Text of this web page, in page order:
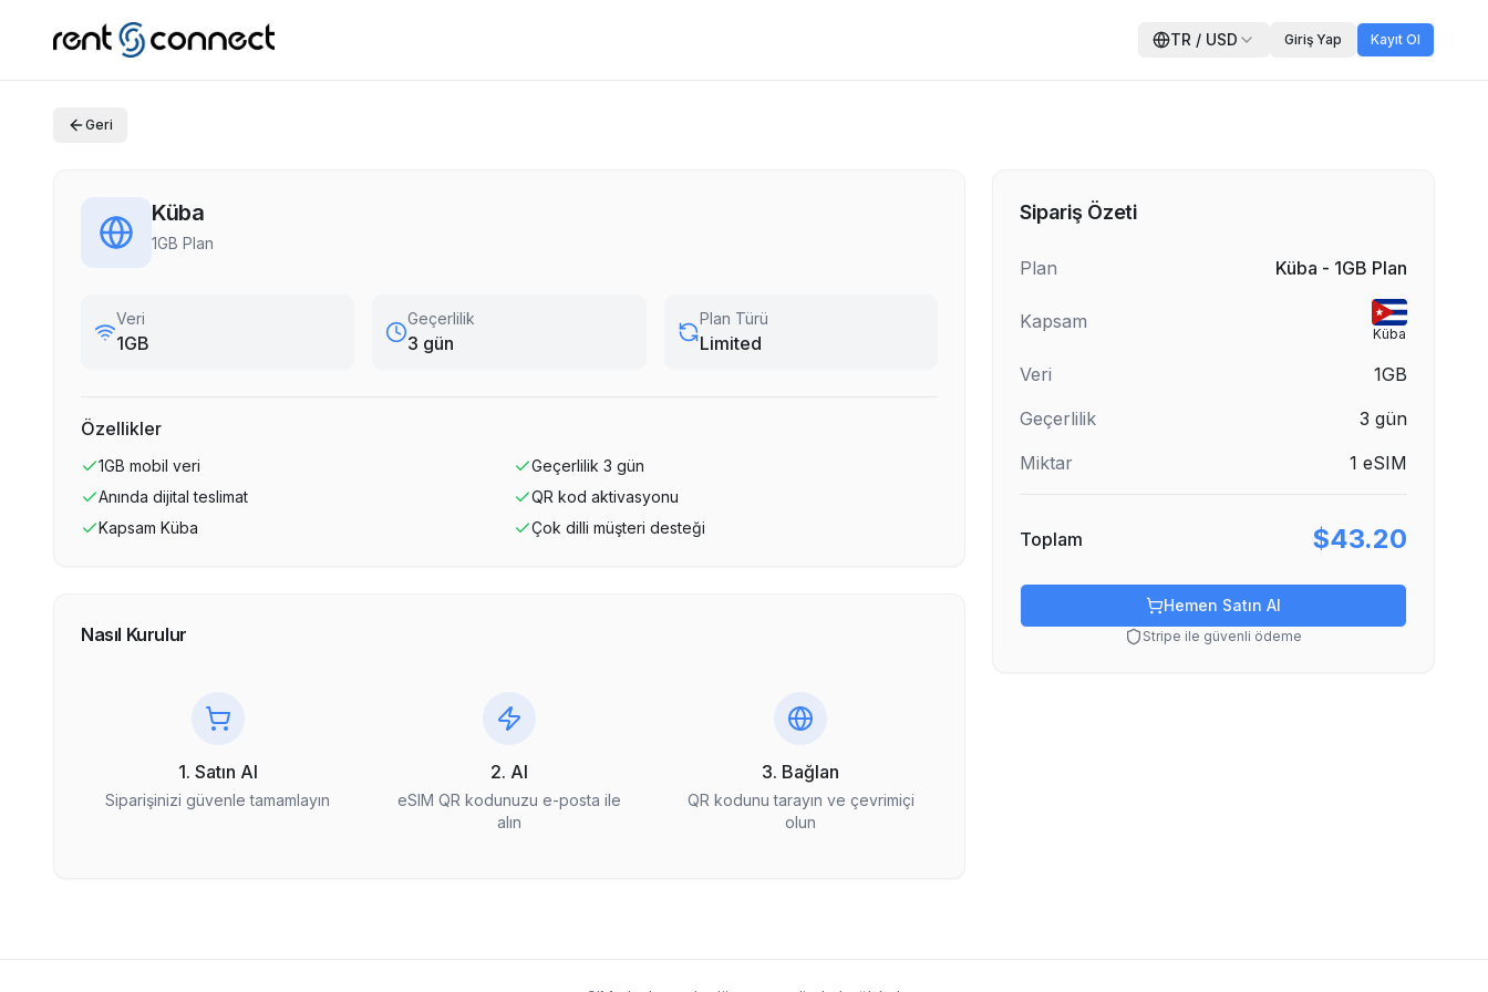
TR / USD Giriş Yap Kayıt Ol
Geri
Küba
1GB Plan
Veri
1GB
Geçerlilik
3 gün
Plan Türü
Limited
Özellikler
1GB mobil veri Geçerlilik 3 gün
Anında dijital teslimat
QR kod aktivasyonu
Kapsam Küba Çok dilli müşteri desteği
Nasıl Kurulur
1. Satın Al
Siparişinizi güvenle tamamlayın
2. Al
eSIM QR kodunuzu e-posta ile
alın
3. Bağlan
QR kodunu tarayın ve çevrimiçi
olun
Sipariş Özeti
Plan Küba - 1GB Plan
Kapsam
Küba
Veri
1GB
Geçerlilik
3 gün
Miktar
1 eSIM
Toplam $43.20
Hemen Satın Al
Stripe ile güvenli ödeme